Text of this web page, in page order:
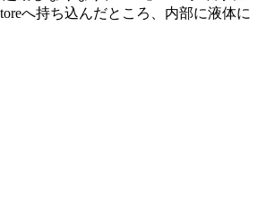
へ持ち込んだところ、内部に液体に